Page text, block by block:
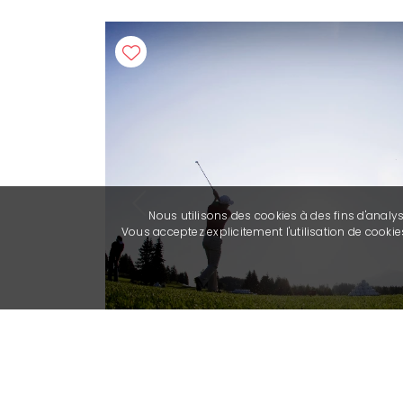
Previous
Nous utilisons des cookies à des fins
Vous acceptez explicitement l'utilisation de